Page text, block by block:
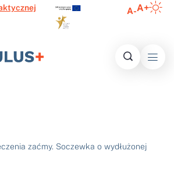
A-A+
zaćmy. Soczewka o wydłużonej